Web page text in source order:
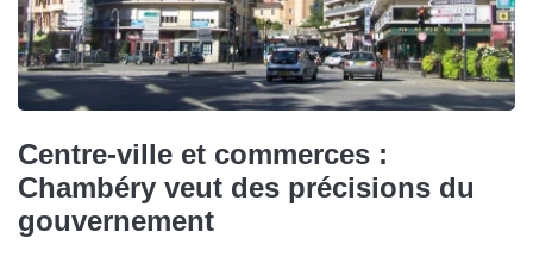
Centre-ville et commerces :
Chambéry veut des précisions du
gouvernement